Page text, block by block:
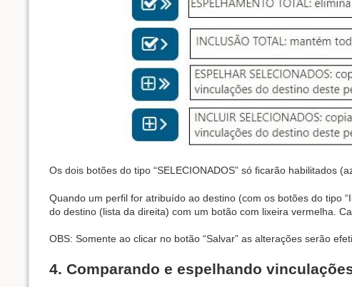
Os dois botões do tipo “SELECIONADOS” só ficarão habilitados
Quando um perfil for atribuído ao destino (com os botões do tipo
do destino (lista da direita) com um botão com lixeira vermelha.
OBS: Somente ao clicar no botão “Salvar” as alterações serão
4. Comparando e espelhando